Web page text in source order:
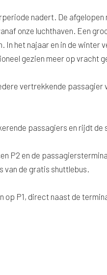
nadert. De afgelopen
onze luchthaven. Een
In het najaar en in de winter
gezien meer op vracht
vertrekkende passagier
passagiers en rijdt de
P2 en de
van de gratis shuttlebus.
op P1, direct naast de